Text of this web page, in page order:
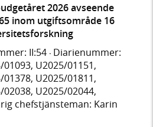
2026 avseende
inom utgiftsområde 16
II:54 · Diarienummer:
U2025/01151,
U2025/01811,
U2025/02044,
chefstjänsteman: Karin